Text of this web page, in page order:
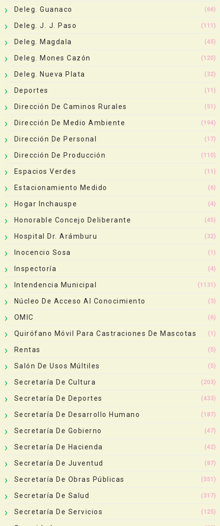
Deleg. Guanaco (66)
Deleg. J. J. Paso (111)
Deleg. Magdala (45)
Deleg. Mones Cazón (120)
Deleg. Nueva Plata (32)
Deportes (11)
Dirección De Caminos Rurales (51)
Dirección De Medio Ambiente (194)
Dirección De Personal (17)
Dirección De Producción (110)
Espacios Verdes (11)
Estacionamiento Medido (6)
Hogar Inchauspe (4)
Honorable Concejo Deliberante (45)
Hospital Dr. Arámburu (32)
Inocencio Sosa (1)
Inspectoría (4)
Intendencia Municipal (1131)
Núcleo De Acceso Al Conocimiento (3)
OMIC (6)
Quirófano Móvil Para Castraciones De Mascotas (1)
Rentas (5)
Salón De Usos Múltiles (5)
Secretaría De Cultura (203)
Secretaría De Deportes (433)
Secretaría De Desarrollo Humano (187)
Secretaría De Gobierno (47)
Secretaría De Hacienda (42)
Secretaría De Juventud (87)
Secretaría De Obras Públicas (551)
Secretaría De Salud (317)
Secretaría De Servicios (125)